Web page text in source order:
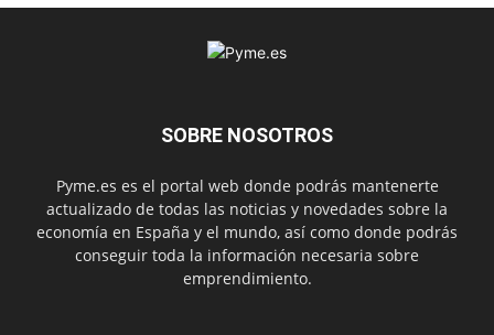
SOBRE NOSOTROS
Pyme.es es el portal web donde podrás mantenerte
actualizado de todas las noticias y novedades sobre la
economía en España y el mundo, así como donde podrás
conseguir toda la información necesaria sobre
emprendimiento.